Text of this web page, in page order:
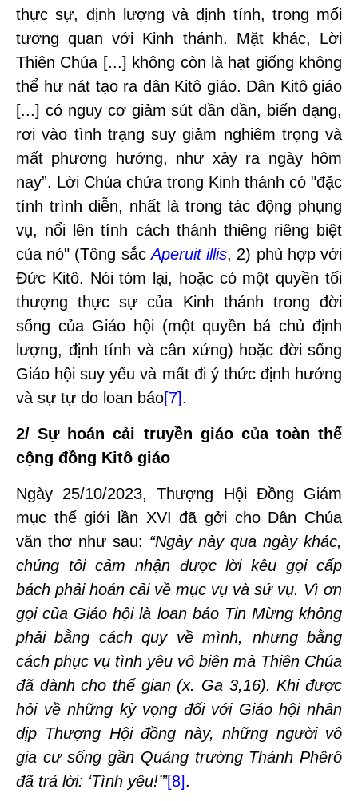
thực sự, định lượng và định tính, trong mối
tương quan với Kinh thánh. Mặt khác, Lời
Thiên Chúa [...] không còn là hạt giống không
thể hư nát tạo ra dân Kitô giáo. Dân Kitô giáo
[...] có nguy cơ giảm sút dần dần, biến dạng,
rơi vào tình trạng suy giảm nghiêm trọng và
mất phương hướng, như xảy ra ngày hôm
nay”. Lời Chúa chứa trong Kinh thánh có "đặc
tính trình diễn, nhất là trong tác động phụng
vụ, nổi lên tính cách thánh thiêng riêng biệt
của nó" (Tông sắcAperuit illis, 2) phù hợp với
Đức Kitô. Nói tóm lại, hoặc có một quyền tối
thượng thực sự của Kinh thánh trong đời
sống của Giáo hội (một quyền bá chủ định
lượng, định tính và cân xứng) hoặc đời sống
Giáo hội suy yếu và mất đi ý thức định hướng
và sự tự do loan báo[7].
2/ Sự hoán cải truyền giáo của toàn thể
cộng đồng Kitô giáo
Ngày 25/10/2023, Thượng Hội Đồng Giám
mục thế giới lần XVI đã gởi cho Dân Chúa
văn thơ như sau: “Ngày này qua ngày khác,
chúng tôi cảm nhận được lời kêu gọi cấp
bách phải hoán cải về mục vụ và sứ vụ. Vì ơn
gọi của Giáo hội là loan báo Tin Mừng không
phải bằng cách quy về mình, nhưng bằng
cách phục vụ tình yêu vô biên mà Thiên Chúa
đã dành cho thế gian (x. Ga 3,16). Khi được
hỏi về những kỳ vọng đối với Giáo hội nhân
dịp Thượng Hội đồng này, những người vô
gia cư sống gần Quảng trường Thánh Phêrô
đã trả lời: ‘Tình yêu!’”[8].